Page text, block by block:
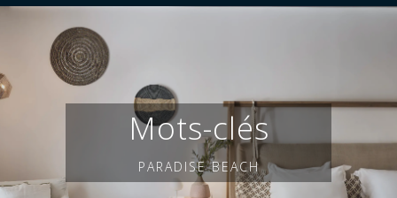
Mots-clés
PARADISE BEACH